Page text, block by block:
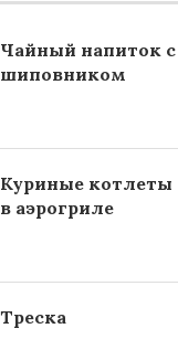
Чайный напиток с
шиповником
Куриные котлеты
в аэрогриле
Треска